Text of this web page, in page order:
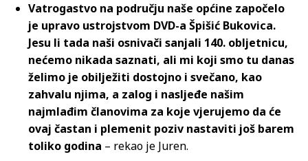
Vatrogastvo na području naše općine započelo
je upravo ustrojstvom DVD-a Špišić Bukovica.
Jesu li tada naši osnivači sanjali 140. obljetnicu,
nećemo nikada saznati, ali mi koji smo tu danas
želimo je obilježiti dostojno i svečano, kao
zahvalu njima, a zalog i nasljeđe našim
najmlađim članovima za koje vjerujemo da će
ovaj častan i plemenit poziv nastaviti još barem
toliko godina – rekao je Juren.